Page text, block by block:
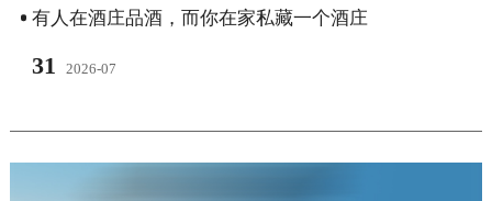
有人在酒庄品酒，而你在家私藏一个酒庄
31 2026-07